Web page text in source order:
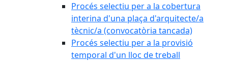
Procés selectiu per a la cobertura
interina d'una plaça d'arquitecte/a
tècnic/a (convocatòria tancada)
Procés selectiu per a la provisió
temporal d'un lloc de treball